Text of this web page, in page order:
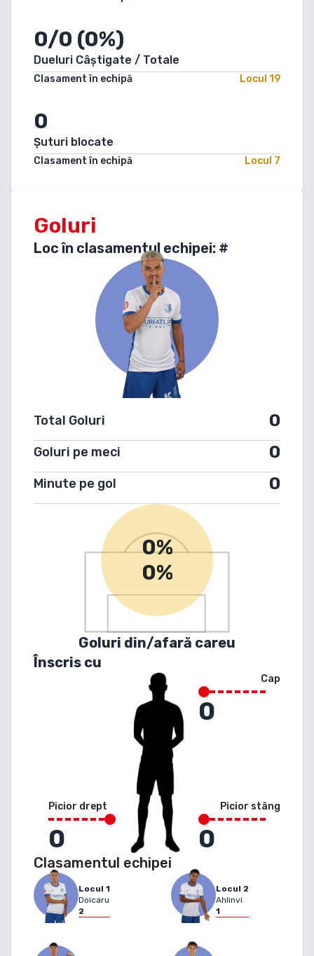
0/0 (0%)
Dueluri Câștigate / Totale
Clasament în echipă Locul 19
0
Șuturi blocate
Clasament în echipă Locul 7
Goluri
Loc în clasamentul echipei: #
Total Goluri 0
Goluri pe meci 0
Minute pe gol 0
0%
0%
Goluri din/afară careu
Înscris cu
Picior drept
0
Cap
0
Picior stâng
0
Clasamentul echipei
Locul 1
Doicaru
2
Locul 2
Ahlinvi
1